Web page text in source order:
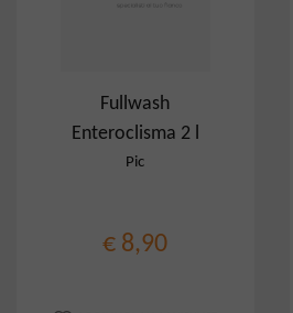
Fullwash
Enteroclisma 2 l
Pic
€ 8,90